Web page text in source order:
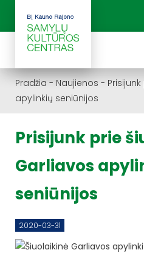
Pradžia - Naujienos -
apylinkių seniūnijos
Prisijunk prie
Garliavos
seniūnijos
2020-03-31